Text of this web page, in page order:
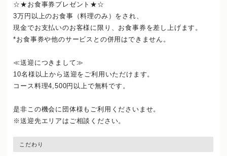
☆★お食事券プレゼント★☆
3万円以上のお食事（料理のみ）をされ、
現金でお支払いのお客様に限り、お食事券を差し上げます。
*お食事券や他のサービスとの併用はできません。
≪送迎につきまして≫
10名様以上から送迎をご利用いただけます。
コース料理4,500円以上で無料です。
是非この機会に団体様もご利用くださいませ。
※送迎先エリアはご相談ください。
こだわり